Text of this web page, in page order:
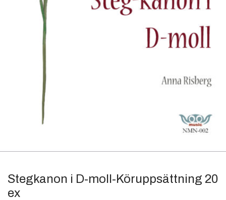
Stegkanon i D-moll-Köruppsättning 20
ex